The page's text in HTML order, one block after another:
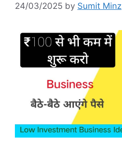
24/03/2025 by Sumit Minz